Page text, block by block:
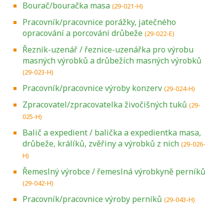
Bourač/bouračka masa (29-021-H)
Pracovník/pracovnice porážky, jatečného
opracování a porcování drůbeže (29-022-E)
Řezník-uzenář / řeznice-uzenářka pro výrobu
masných výrobků a drůbežích masných výrobků
(29-023-H)
Pracovník/pracovnice výroby konzerv (29-024-H)
Zpracovatel/zpracovatelka živočišných tuků (29-
025-H)
Balič a expedient / balička a expedientka masa,
drůbeže, králíků, zvěřiny a výrobků z nich (29-026-
H)
Řemeslný výrobce / řemeslná výrobkyně perníků
(29-042-H)
Pracovník/pracovnice výroby perníků (29-043-H)